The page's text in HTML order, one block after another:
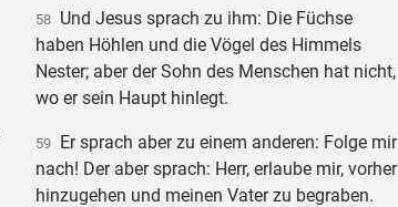
58 Und Jesus sprach zu ihm: Die Füchse
haben Höhlen und die Vögel des Himmels
Nester; aber der Sohn des Menschen hat nicht,
wo er sein Haupt hinlegt.
59 Er sprach aber zu einem anderen: Folge mir
nach! Der aber sprach: Herr, erlaube mir, vorher
hinzugehen und meinen Vater zu begraben.